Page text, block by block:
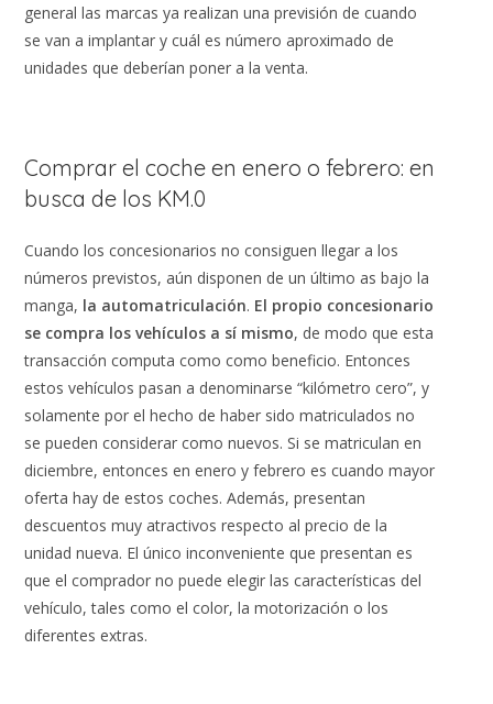
general las marcas ya realizan una previsión de cuando
se van a implantar y cuál es número aproximado de
unidades que deberían poner a la venta.
Comprar el coche en enero o febrero: en
busca de los KM.0
Cuando los concesionarios no consiguen llegar a los
números previstos, aún disponen de un último as bajo la
manga, la automatriculación. El propio concesionario
se compra los vehículos a sí mismo, de modo que esta
transacción computa como como beneficio. Entonces
estos vehículos pasan a denominarse “kilómetro cero”, y
solamente por el hecho de haber sido matriculados no
se pueden considerar como nuevos. Si se matriculan en
diciembre, entonces en enero y febrero es cuando mayor
oferta hay de estos coches. Además, presentan
descuentos muy atractivos respecto al precio de la
unidad nueva. El único inconveniente que presentan es
que el comprador no puede elegir las características del
vehículo, tales como el color, la motorización o los
diferentes extras.